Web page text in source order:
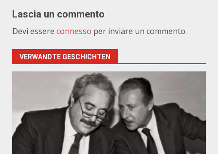
Lascia un commento
Devi essere connesso per inviare un commento.
VERWANDTE GESCHICHTEN